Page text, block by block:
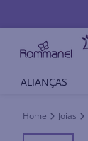
ALIANÇAS
Joias